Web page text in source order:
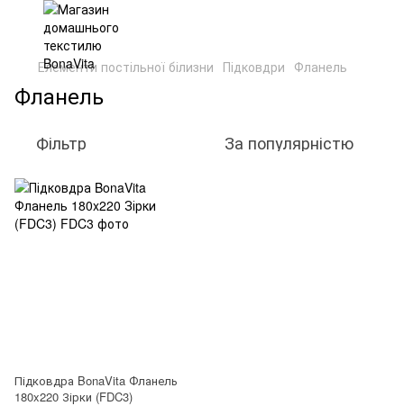
Елементи постільної білизни Підковдри Фланель
Фланель
Фільтр За популярністю
Підковдра BonaVita Фланель
180x220 Зірки (FDC3)